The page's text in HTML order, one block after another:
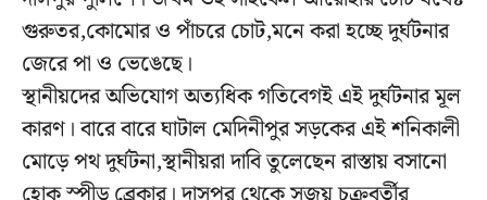
গুরুতর,কোমোর ও পাঁচরে চোট,মনে করা হচ্ছে দুর্ঘটনার
জেরে পা ও ভেঙেছে।
স্থানীয়দের অভিযোগ অত্যধিক গতিবেগই এই দুর্ঘটনার মূল
কারণ। বারে বারে ঘাটাল মেদিনীপুর সড়কের এই শনিকালী
মোড়ে পথ দুর্ঘটনা,স্থানীয়রা দাবি তুলেছেন রাস্তায় বসানো